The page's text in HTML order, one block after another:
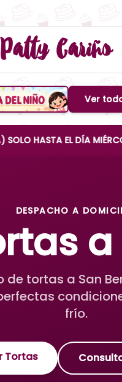
Patty Cariño
Boton de menuVer
EL DÍA MIÉRCOLES
DESPACHO A
a
de tortas a San
frío.
Tortas